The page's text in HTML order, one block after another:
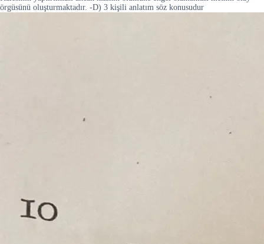
örgüsünü oluşturmaktadır. -D) 3 kişili anlatım söz konusudur